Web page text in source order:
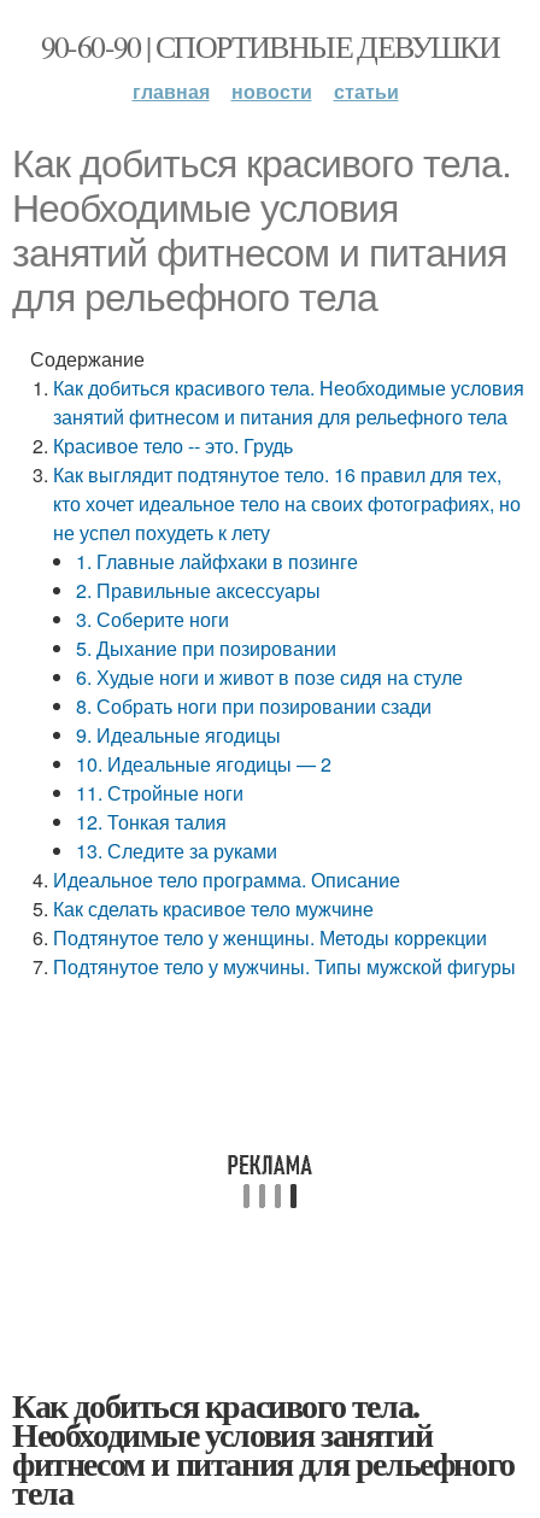
90-60-90 | СПОРТИВНЫЕ ДЕВУШКИ
главная новости статьи
Как добиться красивого тела.
Необходимые условия
занятий фитнесом и питания
для рельефного тела
Содержание
Как добиться красивого тела. Необходимые условия
занятий фитнесом и питания для рельефного тела
Красивое тело -- это. Грудь
Как выглядит подтянутое тело. 16 правил для тех,
кто хочет идеальное тело на своих фотографиях, но
не успел похудеть к лету
1. Главные лайфхаки в позинге
2. Правильные аксессуары
3. Соберите ноги
5. Дыхание при позировании
6. Худые ноги и живот в позе сидя на стуле
8. Собрать ноги при позировании сзади
9. Идеальные ягодицы
10. Идеальные ягодицы — 2
11. Стройные ноги
12. Тонкая талия
13. Следите за руками
Идеальное тело программа. Описание
Как сделать красивое тело мужчине
Подтянутое тело у женщины. Методы коррекции
Подтянутое тело у мужчины. Типы мужской фигуры
Как добиться красивого тела.
Необходимые условия занятий
фитнесом и питания для рельефного
тела